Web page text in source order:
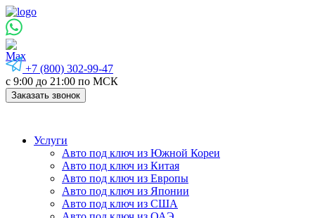
+7 (800) 302-99-47
с 9:00 до 21:00 по МСК
Заказать звонок
Услуги
Авто под ключ из Южной Кореи
Авто под ключ из Китая
Авто под ключ из Европы
Авто под ключ из Японии
Авто под ключ из США